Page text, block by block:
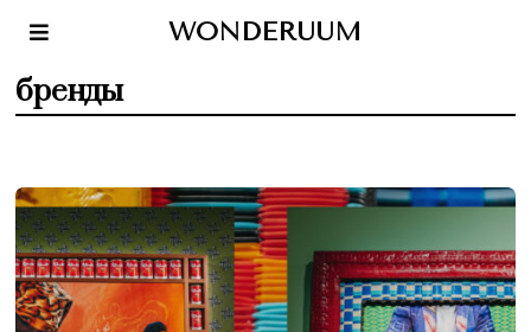
WONDERUUM
бренды